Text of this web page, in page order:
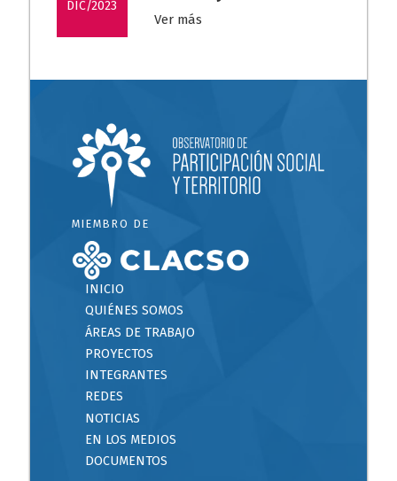
DIC/2023
Ver más
MIEMBRO DE
INICIO
QUIÉNES SOMOS
ÁREAS DE TRABAJO
PROYECTOS
INTEGRANTES
REDES
NOTICIAS
EN LOS MEDIOS
DOCUMENTOS